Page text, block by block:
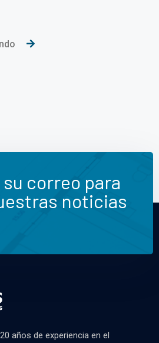
correo para
noticias
años de experiencia en el